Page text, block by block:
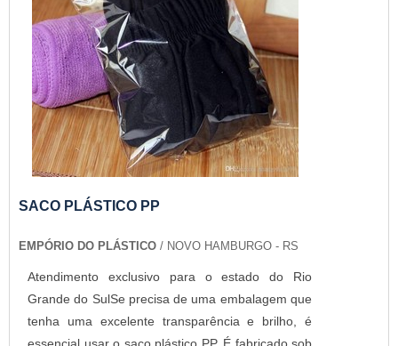
SACO PLÁSTICO PP
EMPÓRIO DO PLÁSTICO / NOVO HAMBURGO - RS
Atendimento exclusivo para o estado do Rio
Grande do SulSe precisa de uma embalagem que
tenha uma excelente transparência e brilho, é